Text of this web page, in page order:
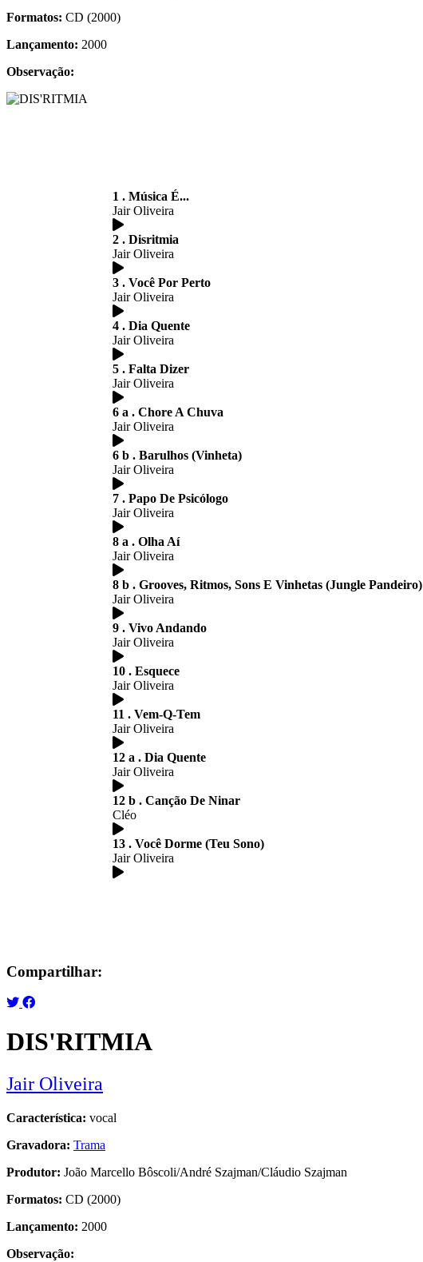
Formatos: CD (2000)
Lançamento: 2000
Observação:
1 . Música É...
Jair Oliveira
2 . Disritmia
Jair Oliveira
3 . Você Por Perto
Jair Oliveira
4 . Dia Quente
Jair Oliveira
5 . Falta Dizer
Jair Oliveira
6 a . Chore A Chuva
Jair Oliveira
6 b . Barulhos (Vinheta)
Jair Oliveira
7 . Papo De Psicólogo
Jair Oliveira
8 a . Olha Aí
Jair Oliveira
8 b . Grooves, Ritmos, Sons E Vinhetas (Jungle Pandeiro)
Jair Oliveira
9 . Vivo Andando
Jair Oliveira
10 . Esquece
Jair Oliveira
11 . Vem-Q-Tem
Jair Oliveira
12 a . Dia Quente
Jair Oliveira
12 b . Canção De Ninar
Cléo
13 . Você Dorme (Teu Sono)
Jair Oliveira
Compartilhar:
DIS'RITMIA
Jair Oliveira
Característica: vocal
Gravadora: Trama
Produtor: João Marcello Bôscoli/André Szajman/Cláudio Szajman
Formatos: CD (2000)
Lançamento: 2000
Observação: